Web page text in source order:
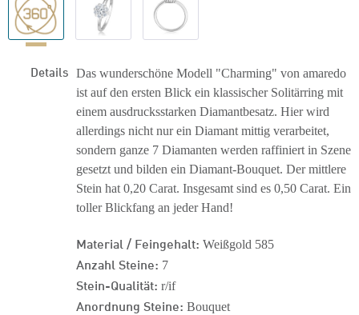
Details Das wunderschöne Modell "Charming" von amaredo
ist auf den ersten Blick ein klassischer Solitärring mit
einem ausdrucksstarken Diamantbesatz. Hier wird
allerdings nicht nur ein Diamant mittig verarbeitet,
sondern ganze 7 Diamanten werden raffiniert in Szene
gesetzt und bilden ein Diamant-Bouquet. Der mittlere
Stein hat 0,20 Carat. Insgesamt sind es 0,50 Carat. Ein
toller Blickfang an jeder Hand!
Material / Feingehalt: Weißgold 585
Anzahl Steine: 7
Stein-Qualität: r/if
Anordnung Steine: Bouquet